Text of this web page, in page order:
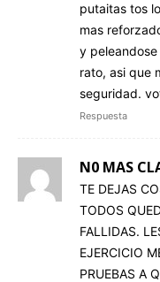
putaitas tos
mas
y
rato, asi que
seguridad.
Respuesta
N0 MAS
TE DEJAS
TODOS
FALLIDAS.
EJERCICIO
PRUEBAS A